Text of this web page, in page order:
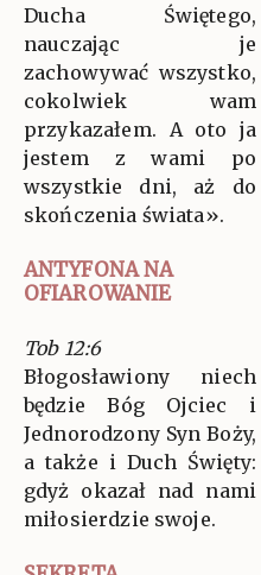
Ducha Świętego,
nauczając je
zachowywać wszystko,
cokolwiek wam
przykazałem. A oto ja
jestem z wami po
wszystkie dni, aż do
skończenia świata».
ANTYFONA NA
OFIAROWANIE
Tob 12:6
Błogosławiony niech
będzie Bóg Ojciec i
Jednorodzony Syn Boży,
a także i Duch Święty:
gdyż okazał nad nami
miłosierdzie swoje.